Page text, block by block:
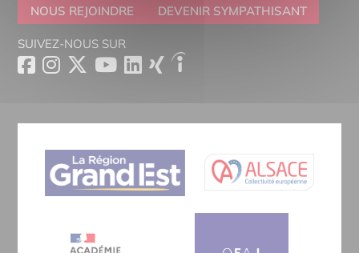
NOUS REJOINDRE
DEVENIR SYMPATHISANT
SUIVEZ-NOUS SUR